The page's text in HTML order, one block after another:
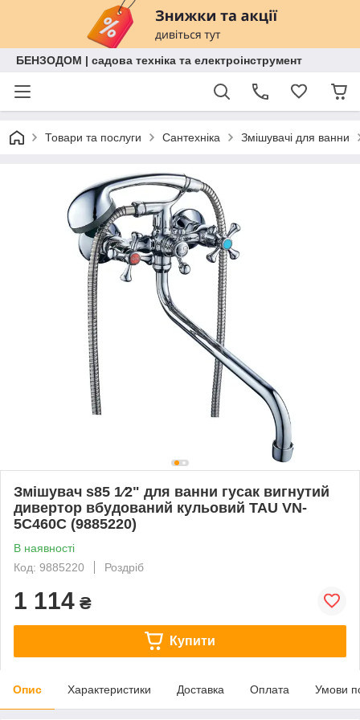
БЕНЗОДОМ | садова техніка та електроінструмент
Товари та послуги Сантехніка Змішувачі для ванни
Змішувач s85 1⁄2" для ванни гусак вигнутий
дивертор вбудований кульовий TAU VN-
5C460C (9885220)
В наявності
Код: 9885220
Роздріб
1 114 ₴
Купити
Опис Характеристики Доставка Оплата Умови